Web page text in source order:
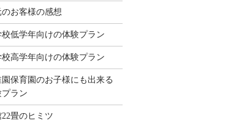
のお客様の感想
校低学年向けの体験プラン
校高学年向けの体験プラン
園保育園のお子様にも出来る
ラン
22畳のヒミツ